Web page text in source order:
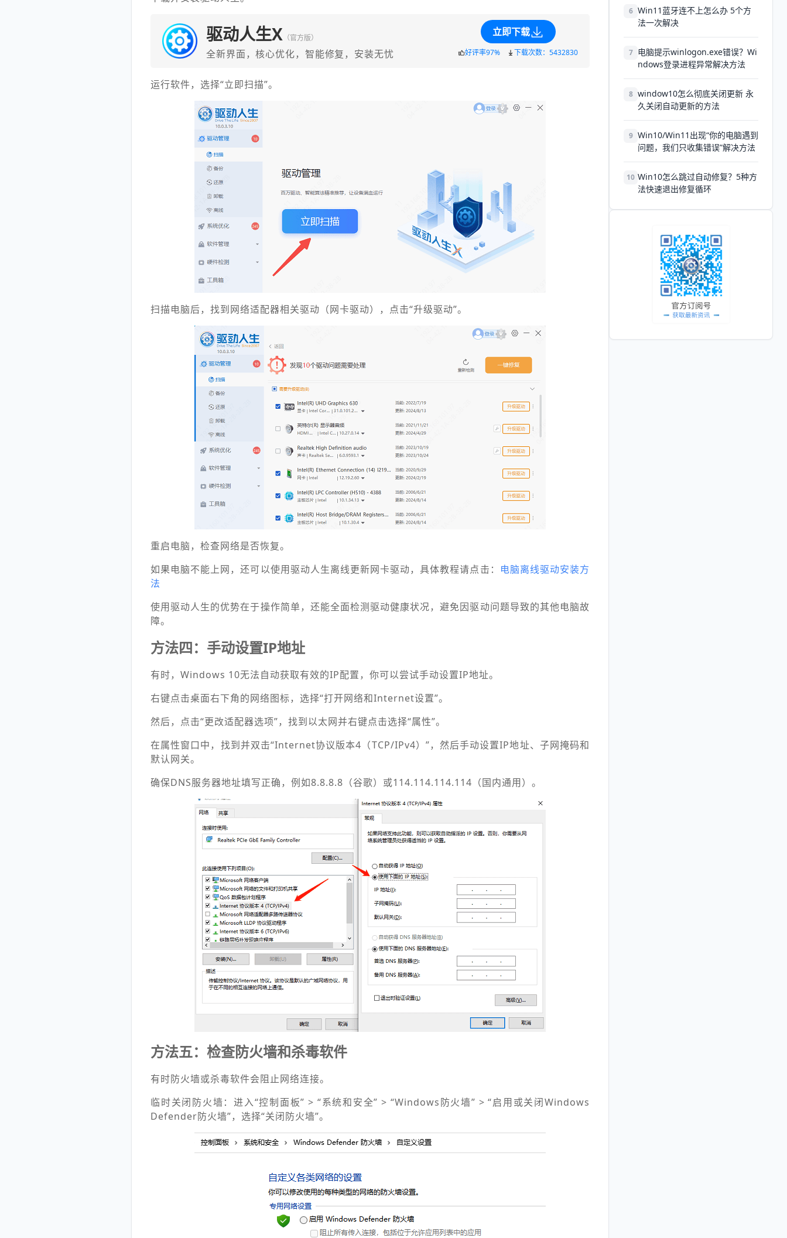
驱动人生X （官方版）
全新界面，核心优化，智能修复，安装无忧
立即下载
好评率97% 下载次数：5432830
运行软件，选择“立即扫描”。
扫描电脑后，找到网络适配器相关驱动（网卡驱动），点击“升级驱动”。
重启电脑，检查网络是否恢复。
如果电脑不能上网，还可以使用驱动人生离线更新网卡驱动，具体教程请点击：
电脑离线驱动安装方
法
使用驱动人生的优势在于操作简单，还能全面检测驱动健康状况，避免因驱动问题导致的其他电脑故
障。
方法四：手动设置IP地址
有时，Windows 10无法自动获取有效的IP配置，你可以尝试手动设置IP地址。
右键点击桌面右下角的网络图标，选择“打开网络和Internet设置”。
然后，点击“更改适配器选项”，找到以太网并右键点击选择“属性”。
在属性窗口中，找到并双击“Internet协议版本4（TCP/IPv4）”，然后手动设置IP地址、子网掩码和
默认网关。
确保DNS服务器地址填写正确，例如8.8.8.8（谷歌）或114.114.114.114（国内通用）。
方法五：检查防火墙和杀毒软件
有时防火墙或杀毒软件会阻止网络连接。
临时关闭防火墙：进入“控制面板” > “系统和安全” > “Windows防火墙” >“启用或关闭Windows
Defender防火墙”，选择“关闭防火墙”。
6 Win11蓝牙连不上怎么办 5个方
法一次解决
7 电脑提示winlogon.exe错误？Wi
ndows登录进程异常解决方法
8 window10怎么彻底关闭更新 永
久关闭自动更新的方法
9 Win10/Win11出现“你的电脑遇到
问题，我们只收集错误”解决方法
10 Win10怎么跳过自动修复？5种方
法快速退出修复循环